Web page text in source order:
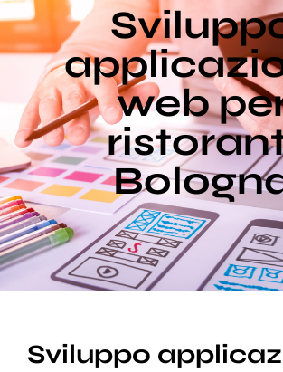
Chi Siamo
Portfolio
Blog
Supporto
web
Sviluppo